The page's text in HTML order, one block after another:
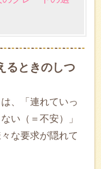
るときのしつ
、「連れていっ
い（＝不安）」
な要求が隠れて